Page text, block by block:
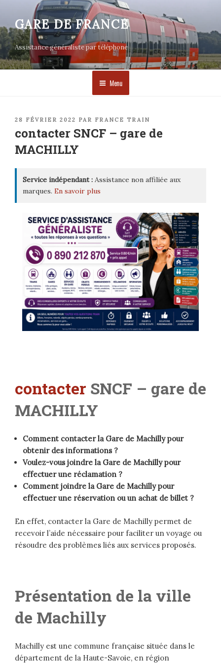
contenu
principal
GARE DE FRANCE
Assistance généraliste par téléphone
Menu
PUBLIÉ
28 FÉVRIER 2022 PAR FRANCE TRAIN
contacter SNCF – gare de
MACHILLY
Service indépendant : Assistance non affiliée aux
marques. En savoir plus
contacter SNCF – gare de
MACHILLY
Comment contacter la Gare de Machilly pour
obtenir des informations ?
Voulez-vous joindre la Gare de Machilly pour
effectuer une réclamation ?
Comment joindre la Gare de Machilly pour
effectuer une réservation ou un achat de billet ?
En effet, contacter la Gare de Machilly permet de
recevoir l’aide nécessaire pour faciliter un voyage ou
résoudre des problèmes liés aux services proposés.
Présentation de la ville
de Machilly
Machilly est une commune française située dans le
département de la Haute-Savoie, en région